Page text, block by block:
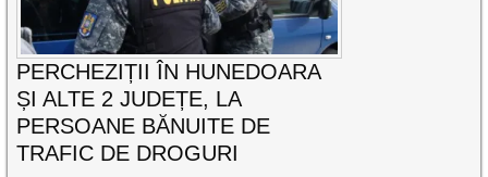
PERCHEZIȚII ÎN HUNEDOARA
ȘI ALTE 2 JUDEȚE, LA
PERSOANE BĂNUITE DE
TRAFIC DE DROGURI